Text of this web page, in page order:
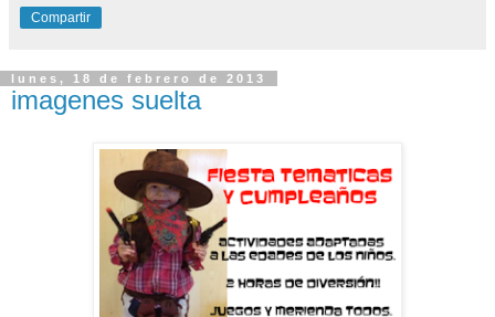
Compartir
lunes, 18 de febrero de 2013
imagenes suelta